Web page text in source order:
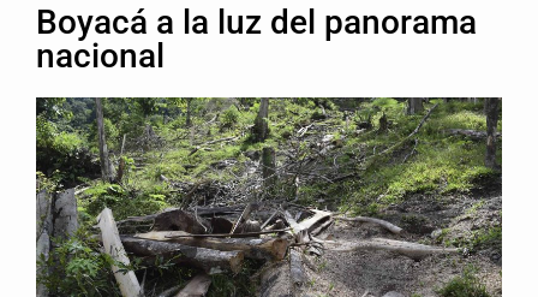
Boyacá a la luz del panorama
nacional